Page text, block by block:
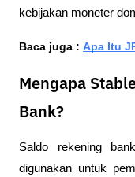
kebijakan moneter
Baca juga : Apa Itu
Mengapa
Bank?
Saldo rekening
digunakan untuk